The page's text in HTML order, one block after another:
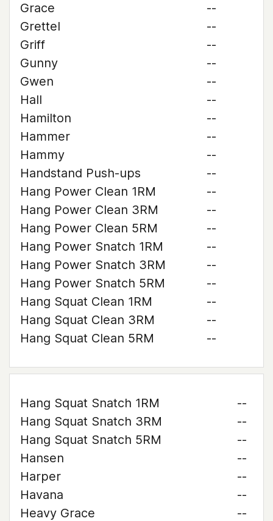
Grace
--
Grettel
--
Griff
--
Gunny
--
Gwen
--
Hall
--
Hamilton
--
Hammer
--
Hammy
--
Handstand Push-ups
--
Hang Power Clean 1RM
--
Hang Power Clean 3RM
--
Hang Power Clean 5RM
--
Hang Power Snatch 1RM
--
Hang Power Snatch 3RM
--
Hang Power Snatch 5RM
--
Hang Squat Clean 1RM
--
Hang Squat Clean 3RM
--
Hang Squat Clean 5RM
--
Hang Squat Snatch 1RM
--
Hang Squat Snatch 3RM
--
Hang Squat Snatch 5RM
--
Hansen
--
Harper
--
Havana
--
Heavy Grace
--